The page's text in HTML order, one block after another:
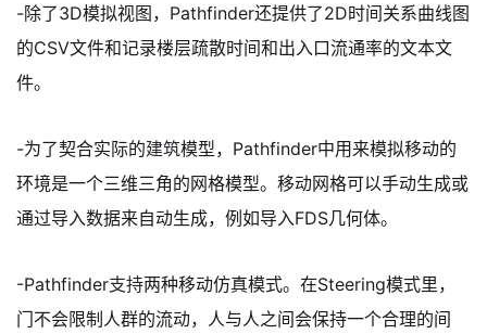
-除了3D模拟视图，Pathfinder还提供了2D时间关系曲线图
的CSV文件和记录楼层疏散时间和出入口流通率的文本文
件。
-为了契合实际的建筑模型，Pathfinder中用来模拟移动的
环境是一个三维三角的网格模型。移动网格可以手动生成或
通过导入数据来自动生成，例如导入FDS几何体。
-Pathfinder支持两种移动仿真模式。在Steering模式里，
门不会限制人群的流动，人与人之间会保持一个合理的间